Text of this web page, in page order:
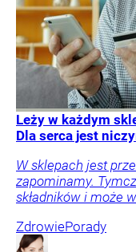
Leży w każdym
Dla serca jest
W sklepach jest
zapominamy.
składników i może
ZdrowiePorady